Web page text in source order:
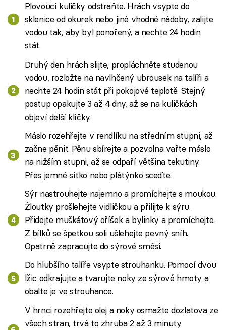
Plovoucí kuličky odstraňte. Hrách vsypte do
sklenice od okurek nebo jiné vhodné nádoby, zalijte
vodou tak, aby byl ponořený, a nechte 24 hodin
stát.
Druhý den hrách slijte, propláchněte studenou
vodou, rozložte na navlhčený ubrousek na talíři a
nechte 24 hodin stát při pokojové teplotě. Stejný
postup opakujte 3 až 4 dny, až se na kuličkách
objeví delší klíčky.
Máslo rozehřejte v rendlíku na středním stupni, až
začne pěnit. Pěnu sbírejte a pozvolna vařte máslo
na nižším stupni, až se odpaří většina tekutiny.
Přes jemné sítko nebo plátýnko sceďte.
Sýr nastrouhejte najemno a promíchejte s moukou.
Žloutky prošlehejte vidličkou a přilijte k sýru.
Přidejte muškátový oříšek a bylinky a promíchejte.
Z bílků se špetkou soli ušlehejte pevný sníh.
Opatrně zapracujte do sýrové směsi.
Do hlubšího talíře vsypte strouhanku. Pomocí dvou
lžic odkrajujte a tvarujte noky ze sýrové hmoty a
obalte je ve strouhance.
V hrnci rozehřejte olej a noky osmažte dozlatova ze
všech stran, trvá to zhruba 2 až 3 minuty.